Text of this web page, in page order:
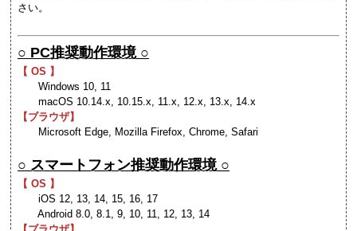
さい。
○ PC推奨動作環境 ○
【 OS 】
Windows 10, 11
macOS 10.14.x, 10.15.x, 11.x, 12.x, 13.x, 14.x
【ブラウザ】
Microsoft Edge, Mozilla Firefox, Chrome, Safari
○ スマートフォン推奨動作環境 ○
【 OS 】
iOS 12, 13, 14, 15, 16, 17
Android 8.0, 8.1, 9, 10, 11, 12, 13, 14